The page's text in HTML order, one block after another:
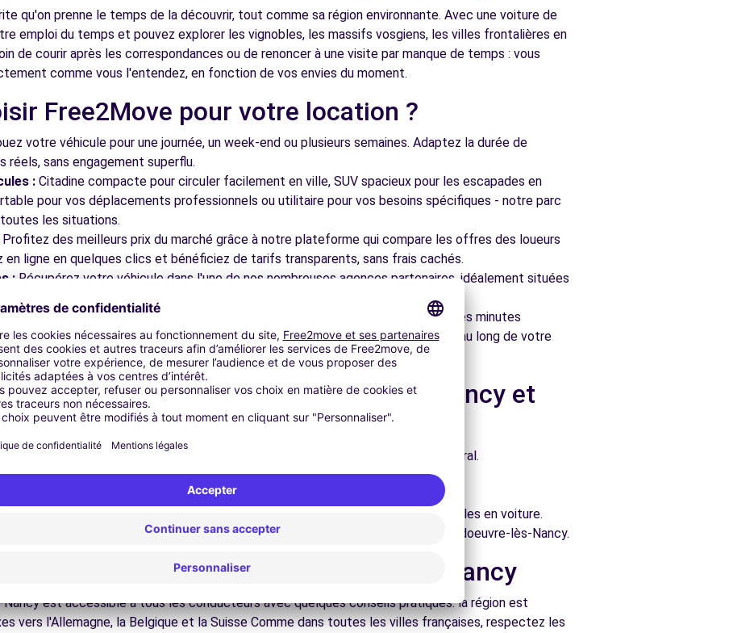
(C)
6.6 km
7.7 km
- PULNOY (C)
8.4 km
qu'on prenne le temps de la découvrir, tout comme sa région environnante. Avec une voiture de
emploi du temps et pouvez explorer les vignobles, les massifs vosgiens, les villes frontalières en
de courir après les correspondances ou de renoncer à une visite par manque de temps : vous
comme vous l'entendez, en fonction de vos envies du moment.
Free2Move pour votre location ?
votre véhicule pour une journée, un week-end ou plusieurs semaines. Adaptez la durée de
réels, sans engagement superflu.
: Citadine compacte pour circuler facilement en ville, SUV spacieux pour les escapades en
pour vos déplacements professionnels ou utilitaire pour vos besoins spécifiques - notre parc
les situations.
Profitez des meilleurs prix du marché grâce à notre plateforme qui compare les offres des loueurs
en ligne en quelques clics et bénéficiez de tarifs transparents, sans frais cachés.
: Récupérez votre véhicule dans l'une de nos nombreuses agences partenaires, idéalement situées
ou près des aéroports pour faciliter le démarrage de votre séjour.
:Notre plateforme intuitive vous permet de réserver votre véhicule en quelques minutes
disponible pour répondre à toutes vos questions et vous accompagner tout au long de votre
à découvrir à Vandoeuvre-lès-Nancy et
:
Flânez dans les ruelles du cœur de ville et découvrez son patrimoine architectural.
Visitez les musées et monuments qui font la richesse de Vandoeuvre-lès-Nancy.
:
Profitez des parcs et jardins pour une pause détente en pleine nature.
les vignobles, les massifs vosgiens, les villes frontalières, facilement accessibles en voiture.
:
Découvrez la gastronomie régionale dans les restaurants et marchés de Vandoeuvre-lès-Nancy.
pour conduire à Vandoeuvre-lès-Nancy
Nancy est accessible à tous les conducteurs avec quelques conseils pratiques. la région est
vers l'Allemagne, la Belgique et la Suisse Comme dans toutes les villes françaises, respectez les